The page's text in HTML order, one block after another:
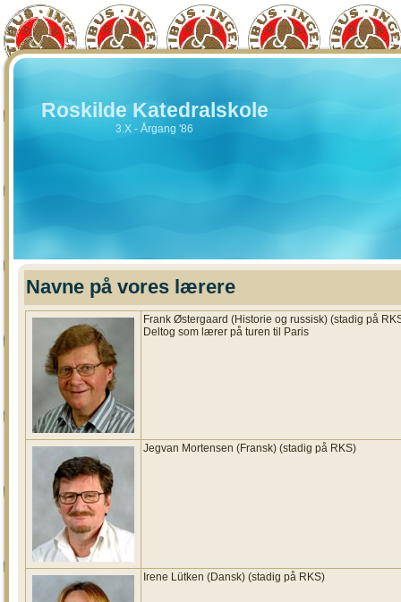
Roskilde Katedralskole
3.X - Årgang '86
Navne på vores lærere
Frank Østergaard (Historie og russisk) (stadig på
Deltog som lærer på turen til Paris
Jegvan Mortensen (Fransk) (stadig på RKS)
Irene Lütken (Dansk) (stadig på RKS)